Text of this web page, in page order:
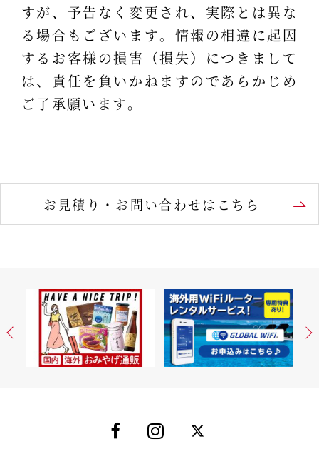
すが、予告なく変更され、実際とは異な
る場合もございます。情報の相違に起因
するお客様の損害（損失）につきまして
は、責任を負いかねますのであらかじめ
ご了承願います。
お見積り・お問い合わせはこちら